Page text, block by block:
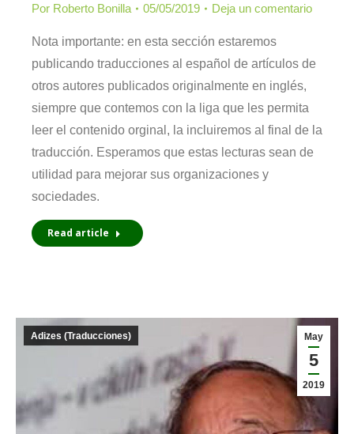
Por Roberto Bonilla 05/05/2019 Deja un comentario
Nota importante: en esta sección estaremos
publicando traducciones al español de artículos de
otros autores publicados originalmente en inglés,
siempre que contemos con la liga que les permita
leer el contenido orginal, la incluiremos al final de la
traducción. Esperamos que estas lecturas sean de
utilidad para mejorar sus organizaciones y
sociedades.
Read article
May
5
2019
Adizes (Traducciones)